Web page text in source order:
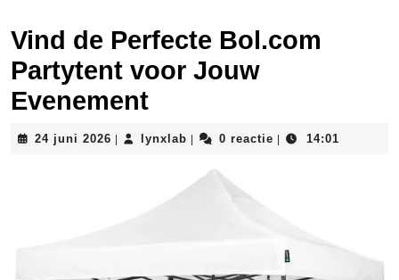
Vind de Perfecte Bol.com
Partytent voor Jouw
Evenement
24 juni 2026 24
lynxlab lynxlab0 reactie 14:01